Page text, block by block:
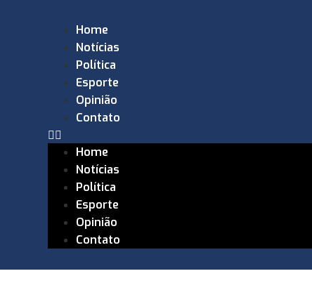
Home
Notícias
Política
Esporte
Opinião
Contato
Home
Notícias
Política
Esporte
Opinião
Contato